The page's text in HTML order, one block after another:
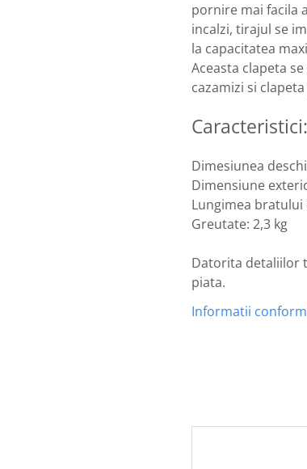
pornire mai facila
incalzi, tirajul se
la capacitatea
Aceasta clapeta
cazamizi si
Caracteristici:
Dimesiunea
Dimensiune
Lungimea bratului
Greutate: 2,3 kg
Datorita detaliilor
piata.
Informatii